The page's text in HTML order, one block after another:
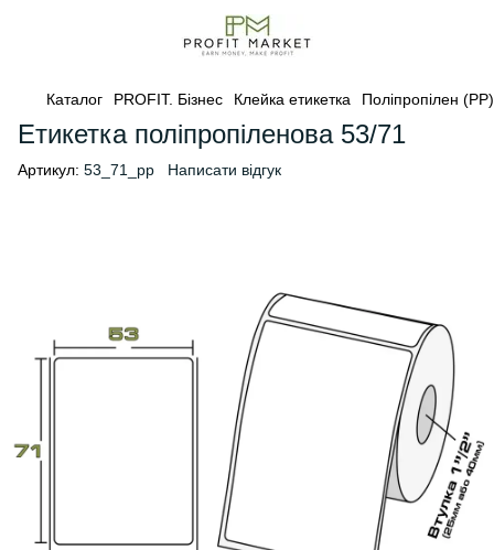
Каталог PROFIT. Бізнес Клейка етикетка Поліпропілен (PP)
Етикетка поліпропіленова 53/71
Артикул: 53_71_pp Написати відгук